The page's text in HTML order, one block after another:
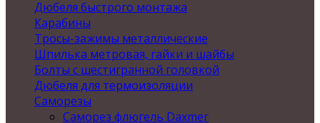
Дюбеля быстрого монтажа
Карабины
Тросы-зажимы металлические
Шпилька метровая, гайки и шайбы
Болты с шестигранной головкой
Дюбеля для термоизоляции
Саморезы
Саморез флюгель Daxmer